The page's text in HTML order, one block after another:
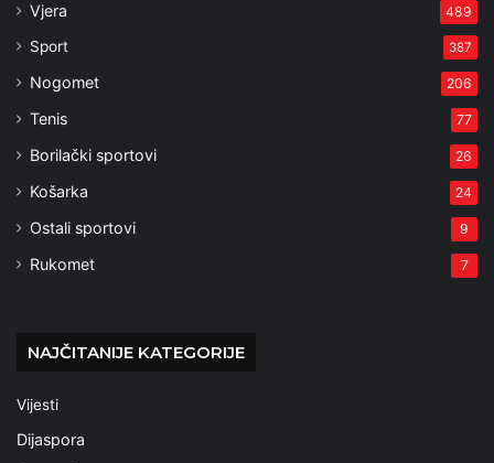
Vjera 489
Sport 387
Nogomet 206
Tenis 77
Borilački sportovi 26
Košarka 24
Ostali sportovi 9
Rukomet 7
NAJČITANIJE KATEGORIJE
Vijesti
Dijaspora